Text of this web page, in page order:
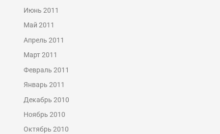
Июнь 2011
Май 2011
Апрель 2011
Март 2011
Февраль 2011
Январь 2011
Декабрь 2010
Ноябрь 2010
Октябрь 2010